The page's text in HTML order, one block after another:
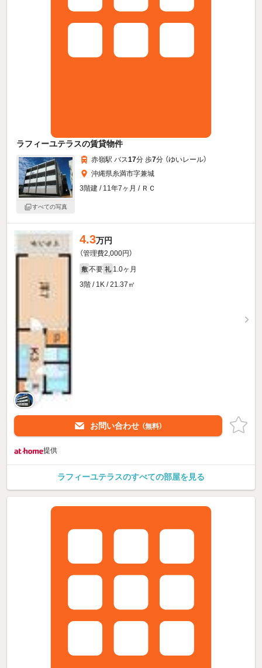
ラフィーユテラスの賃貸物件
すべての写真
赤嶺駅 バス17分 歩7分 （ゆいレール）
沖縄県糸満市字兼城
3階建 / 11年7ヶ月 / ＲＣ
4.3万円
（管理費2,000円）
敷 不要 礼 1.0ヶ月
3階 / 1K / 21.37㎡
お問い合わせ （無料）
提供
ラフィーユテラスのすべての部屋を見る